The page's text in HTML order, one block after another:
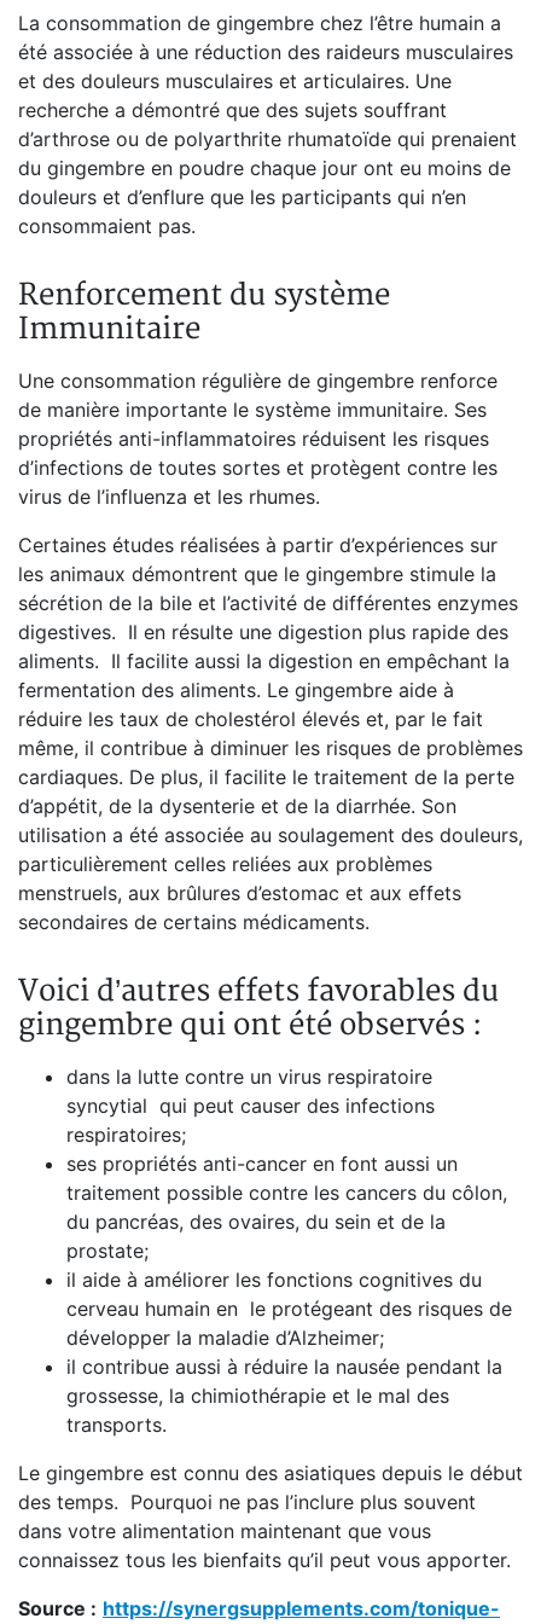
La consommation de gingembre chez l’être humain a
été associée à une réduction des raideurs musculaires
et des douleurs musculaires et articulaires. Une
recherche a démontré que des sujets souffrant
d’arthrose ou de polyarthrite rhumatoïde qui prenaient
du gingembre en poudre chaque jour ont eu moins de
douleurs et d’enflure que les participants qui n’en
consommaient pas.
Renforcement du système
Immunitaire
Une consommation régulière de gingembre renforce
de manière importante le système immunitaire. Ses
propriétés anti-inflammatoires réduisent les risques
d’infections de toutes sortes et protègent contre les
virus de l’influenza et les rhumes.
Certaines études réalisées à partir d’expériences sur
les animaux démontrent que le gingembre stimule la
sécrétion de la bile et l’activité de différentes enzymes
digestives. Il en résulte une digestion plus rapide des
aliments. Il facilite aussi la digestion en empêchant la
fermentation des aliments. Le gingembre aide à
réduire les taux de cholestérol élevés et, par le fait
même, il contribue à diminuer les risques de problèmes
cardiaques. De plus, il facilite le traitement de la perte
d’appétit, de la dysenterie et de la diarrhée. Son
utilisation a été associée au soulagement des douleurs,
particulièrement celles reliées aux problèmes
menstruels, aux brûlures d’estomac et aux effets
secondaires de certains médicaments.
Voici d’autres effets favorables du
gingembre qui ont été observés :
dans la lutte contre un virus respiratoire
syncytial qui peut causer des infections
respiratoires;
ses propriétés anti-cancer en font aussi un
traitement possible contre les cancers du côlon,
du pancréas, des ovaires, du sein et de la
prostate;
il aide à améliorer les fonctions cognitives du
cerveau humain en le protégeant des risques de
développer la maladie d’Alzheimer;
il contribue aussi à réduire la nausée pendant la
grossesse, la chimiothérapie et le mal des
transports.
Le gingembre est connu des asiatiques depuis le début
des temps. Pourquoi ne pas l’inclure plus souvent
dans votre alimentation maintenant que vous
connaissez tous les bienfaits qu’il peut vous apporter.
Source : https://synergsupplements.com/tonique-